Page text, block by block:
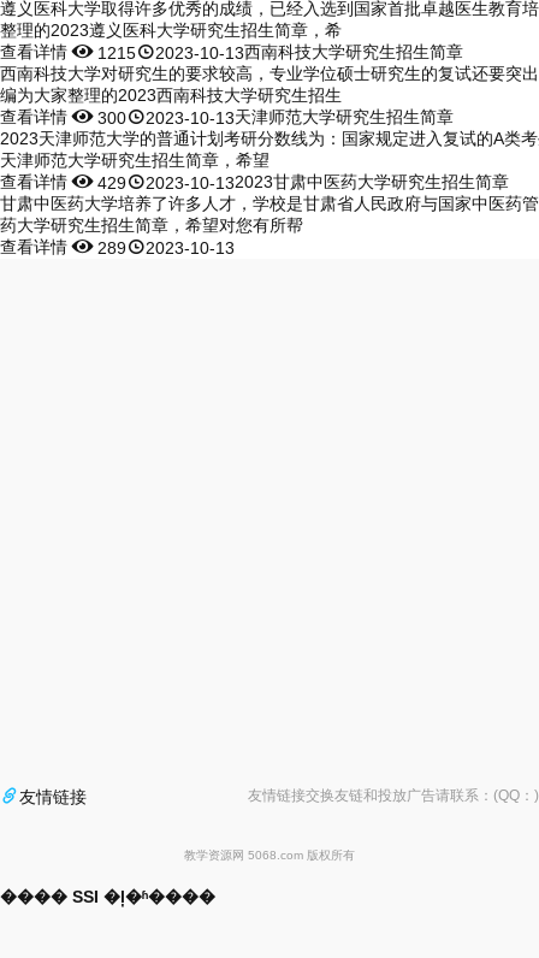
遵义医科大学取得许多优秀的成绩，已经入选到国家首批卓越医生教育
整理的2023遵义医科大学研究生招生简章，希
查看详情 12152023-10-13西南科技大学研究生招生简章
西南科技大学对研究生的要求较高，专业学位硕士研究生的复试还要突
编为大家整理的2023西南科技大学研究生招生
查看详情3002023-10-13天津师范大学研究生招生简章
2023天津师范大学的普通计划考研分数线为：国家规定进入复试的A类
天津师范大学研究生招生简章，希望
查看详情4292023-10-132023甘肃中医药大学研究生招生简章
甘肃中医药大学培养了许多人才，学校是甘肃省人民政府与国家中医药
药大学研究生招生简章，希望对您有所帮
查看详情 2892023-10-13
友情链接 友情链接交换友链和投放广告请联系：(QQ： )
教学资源网 5068.com 版权所有
���� SSI �ļ�ʱ����